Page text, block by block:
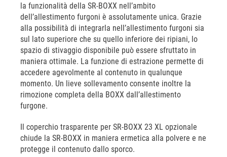
la funzionalità della SR-BOXX nell’ambito
dell’allestimento furgoni è assolutamente unica. Grazie
alla possibilità di integrarla nell’allestimento furgoni sia
sul lato superiore che su quello inferiore dei ripiani, lo
spazio di stivaggio disponibile può essere sfruttato in
maniera ottimale. La funzione di estrazione permette di
accedere agevolmente al contenuto in qualunque
momento. Un lieve sollevamento consente inoltre la
rimozione completa della BOXX dall’allestimento
furgone.
Il coperchio trasparente per SR-BOXX 23 XL opzionale
chiude la SR-BOXX in maniera ermetica alla polvere e ne
protegge il contenuto dallo sporco.